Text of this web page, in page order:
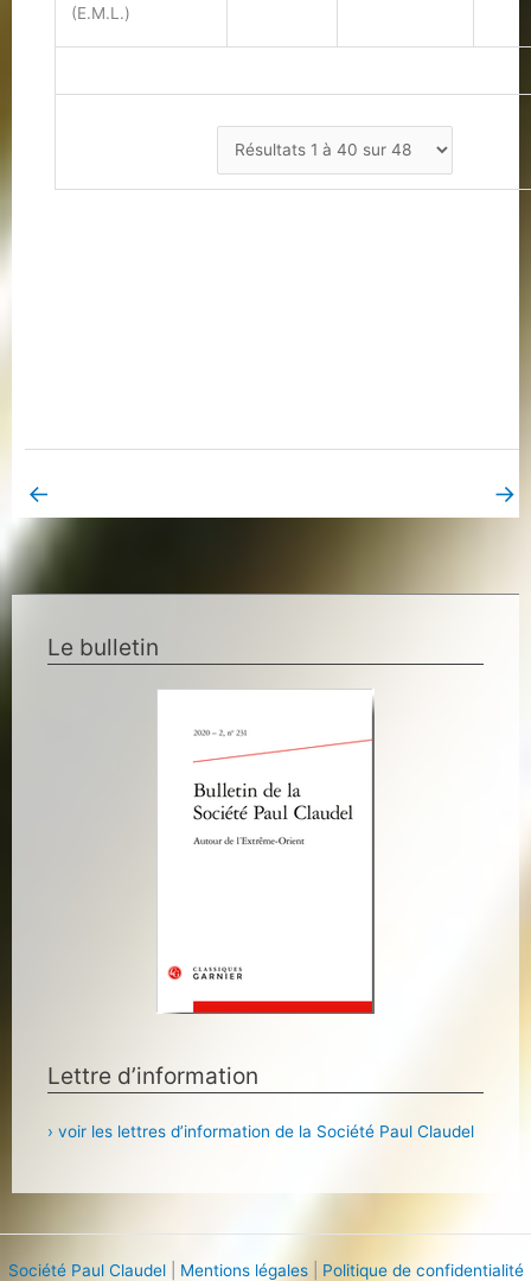
(E.M.L.)
← →
Le bulletin
Lettre d’information
› voir les lettres d’information de la Société Paul Claudel
Société Paul Claudel| Mentions légales| Politique de confidentialité